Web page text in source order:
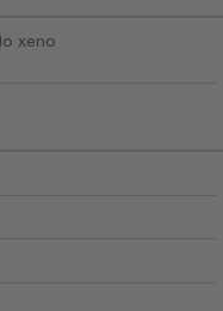
xeno